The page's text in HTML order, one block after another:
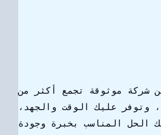
شركة موثوقة تجمع أكثر من
وتوفر عليك الوقت والجهد،
الحل المناسب بخبرة وجودة